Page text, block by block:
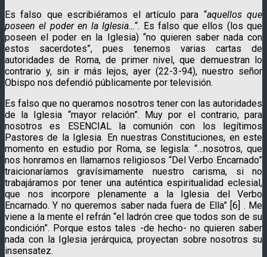
Es falso que escribiéramos el artículo para “aquellos que
poseen el poder en la Iglesia…“. Es falso que ellos (los que
poseen el poder en la Iglesia) “no quieren saber nada con
estos sacerdotes”, pues tenemos varias cartas de
autoridades de Roma, de primer nivel, que demuestran lo
contrario y, sin ir más lejos, ayer (22-3-94), nuestro señor
Obispo nos defendió públicamente por televisión.
Es falso que no queramos nosotros tener con las autoridades
de la Iglesia “mayor relación”. Muy por el contrario, para
nosotros es ESENCIAL la comunión con los legítimos
Pastores de la Iglesia. En nuestras Constituciones, en este
momento en estudio por Roma, se legisla: “…nosotros, que
nos honramos en llamarnos religiosos “Del Verbo Encarnado”
traicionaríamos gravísimamente nuestro carisma, si no
trabajáramos por tener una auténtica espiritualidad eclesial,
que nos incorpore plenamente a la Iglesia del Verbo
Encarnado. Y no queremos saber nada fuera de Ella” [6] . Me
viene a la mente el refrán “el ladrón cree que todos son de su
condición”. Porque estos tales -de hecho- no quieren saber
nada con la Iglesia jerárquica, proyectan sobre nosotros su
insensatez.